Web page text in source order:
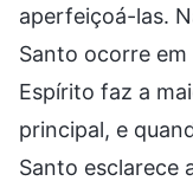
aperfeiçoá-las.
Santo ocorre
Espírito faz a
principal, e
Santo esclarece